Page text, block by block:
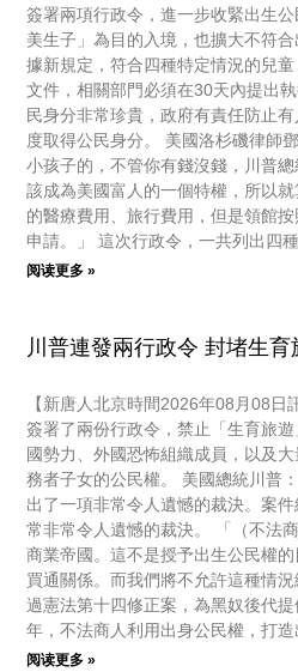
簽署兩項行政令，進一步收緊出生
美生子」為目的入境，也擴大不符
據新規定，符合四種特定情況的兒
文件，相關部門必須在30天內提出
民身分非常珍貴，政府有責任防止
度取得公民身分。 美國洛杉磯律師
小孩子的，不管你有錢沒錢，川普
該成為美國富人的一個特權，所以
的醫療費用、旅行費用，但是領館
申請。」 這次行政令，一共列出四種
阅读更多 »
川普連發兩行政令 封堵生育
【新唐人北京時間2026年08月08日
簽署了兩份行政令，禁止「生育旅
國勢力、外國恐怖組織成員，以及
務者子女的公民權。 美國總統川普
出了一項非常令人遺憾的裁決。案
常非常令人遺憾的裁決。 「（不法
商業帝國。這不是授予出生公民權
買通關係。而我們將不允許這種情
過憲法第十四修正案，為黑奴後代
年，不法商人利用出身公民權，打造
阅读更多 »